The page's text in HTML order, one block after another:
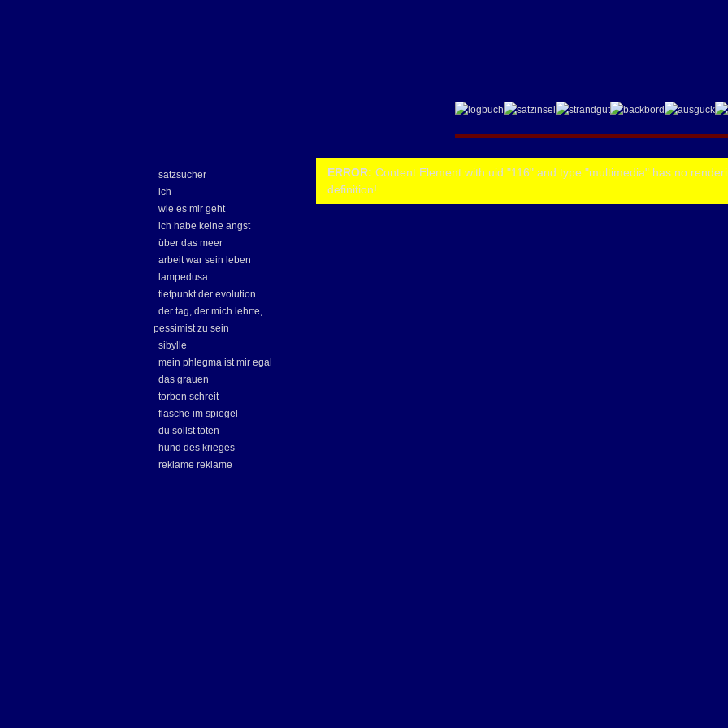
satzsucher
ich
wie es mir geht
ich habe keine angst
über das meer
arbeit war sein leben
lampedusa
tiefpunkt der evolution
der tag, der mich lehrte,
pessimist zu sein
sibylle
mein phlegma ist mir egal
das grauen
torben schreit
flasche im spiegel
du sollst töten
hund des krieges
reklame reklame
ERROR: Content Element with uid "116" and type "multimedia" has no
definition!